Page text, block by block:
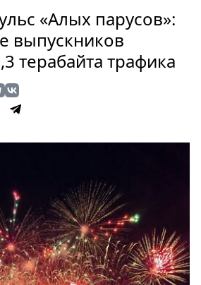
«Алых парусов»:
выпускников
терабайта трафика